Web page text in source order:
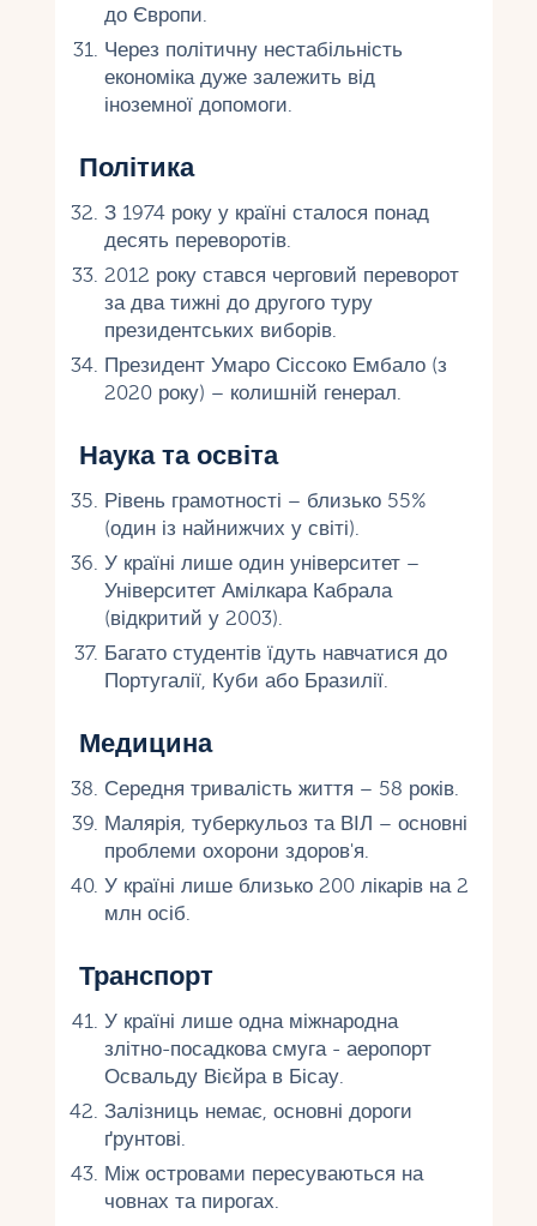
до Європи.
Через політичну нестабільність
економіка дуже залежить від
іноземної допомоги.
Політика
З 1974 року у країні сталося понад
десять переворотів.
2012 року стався черговий переворот
за два тижні до другого туру
президентських виборів.
Президент Умаро Сіссоко Ембало (з
2020 року) – колишній генерал.
Наука та освіта
Рівень грамотності – близько 55%
(один із найнижчих у світі).
У країні лише один університет –
Університет Амілкара Кабрала
(відкритий у 2003).
Багато студентів їдуть навчатися до
Португалії, Куби або Бразилії.
Медицина
Середня тривалість життя – 58 років.
Малярія, туберкульоз та ВІЛ – основні
проблеми охорони здоров'я.
У країні лише близько 200 лікарів на 2
млн осіб.
Транспорт
У країні лише одна міжнародна
злітно-посадкова смуга - аеропорт
Освальду Вієйра в Бісау.
Залізниць немає, основні дороги
ґрунтові.
Між островами пересуваються на
човнах та пирогах.